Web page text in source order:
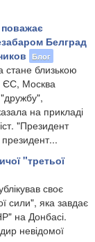
Белград
Блог
стане близькою
ЄС, Москва
на прикладі
"Президент
"третьої
своє
сили", яка завдає
на Донбасі.
невідомої